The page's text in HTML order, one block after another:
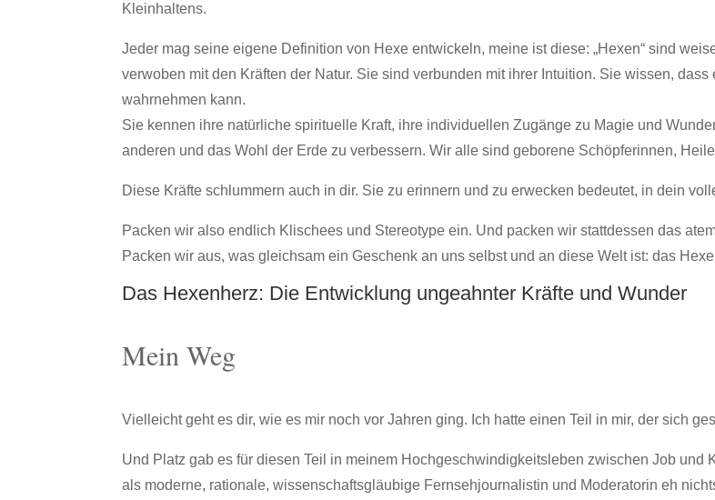
Kleinhaltens.
Jeder mag seine eigene Definition von Hexe entwickeln, meine ist diese: „Hexen“ sind
verwoben mit den Kräften der Natur. Sie sind verbunden mit ihrer Intuition. Sie wissen,
wahrnehmen kann.
Sie kennen ihre natürliche spirituelle Kraft, ihre individuellen Zugänge zu Magie und
anderen und das Wohl der Erde zu verbessern. Wir alle sind geborene Schöpferinnen,
Diese Kräfte schlummern auch in dir. Sie zu erinnern und zu erwecken bedeutet, in dein
Packen wir also endlich Klischees und Stereotype ein. Und packen wir stattdessen das
Packen wir aus, was gleichsam ein Geschenk an uns selbst und an diese Welt ist: das
Das Hexenherz: Die Entwicklung ungeahnter Kräfte und Wunder
Mein Weg
Vielleicht geht es dir, wie es mir noch vor Jahren ging. Ich hatte einen Teil in mir, der sich
Und Platz gab es für diesen Teil in meinem Hochgeschwindigkeitsleben zwischen Job und
als moderne, rationale, wissenschaftsgläubige Fernsehjournalistin und Moderatorin eh